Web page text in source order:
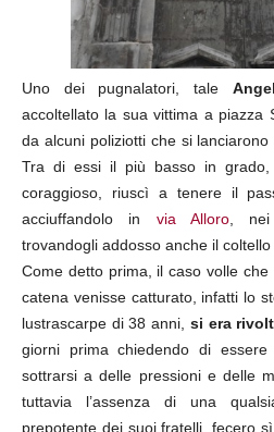
Uno dei pugnalatori, tale
accoltellato la sua vittima a piazza
da alcuni poliziotti che si
Tra di essi il più basso in
coraggioso, riuscì a tenere il
acciuffandolo in via Alloro, nei
trovandogli addosso anche il
Come detto prima, il caso volle che
catena venisse catturato, infatti lo
lustrascarpe di 38 anni, si era
giorni prima chiedendo di
sottrarsi a delle pressioni e delle
tuttavia l’assenza di una
prepotente dei suoi fratelli, fecero